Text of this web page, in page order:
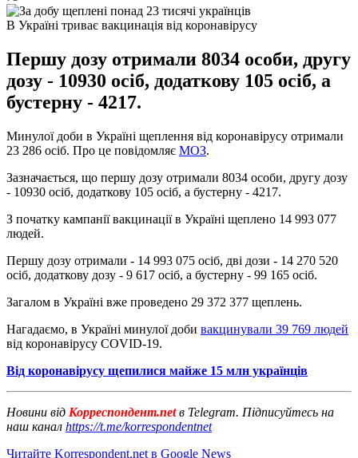
В Україні триває вакцинація від коронавірусу
Першу дозу отримали 8034 особи, другу
дозу - 10930 осіб, додаткову 105 осіб, а
бустерну - 4217.
Минулої доби в Україні щеплення від коронавірусу отримали
23 286 осіб. Про це повідомляє МОЗ.
Зазначається, що першу дозу отримали 8034 особи, другу дозу
- 10930 осіб, додаткову 105 осіб, а бустерну - 4217.
З початку кампанії вакцинації в Україні щеплено 14 993 077
людей.
Першу дозу отримали - 14 993 075 осіб, дві дози - 14 270 520
осіб, додаткову дозу - 9 617 осіб, а бустерну - 99 165 осіб.
Загалом в Україні вже проведено 29 372 377 щеплень.
Нагадаємо, в Україні минулої доби вакцинували 39 769 людей
від коронавірусу COVID-19.
Від коронавірусу щепилися майже 15 млн українців
Новини від Корреспондент.netв Telegram. Підписуйтесь на
наш канал https://t.me/korrespondentnet
Читайте Korrespondent.net в Google News